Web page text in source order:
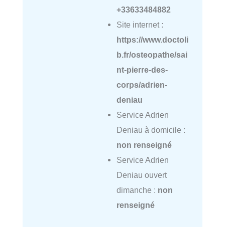
+33633484882
Site internet :
https://www.doctoli
b.fr/osteopathe/sai
nt-pierre-des-
corps/adrien-
deniau
Service Adrien
Deniau à domicile :
non renseigné
Service Adrien
Deniau ouvert
dimanche : non
renseigné